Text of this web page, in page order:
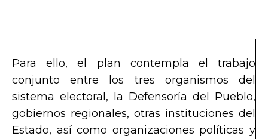
Para ello, el plan contempla el trabajo
conjunto entre los tres organismos del
sistema electoral, la Defensoría del Pueblo,
gobiernos regionales, otras instituciones del
Estado, así como organizaciones políticas y